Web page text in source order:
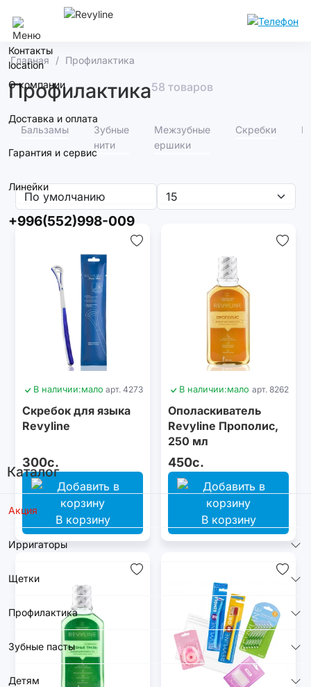
Контакты
О компании
Доставка и оплата
Гарантия и сервис
Линейки
+996(552)998-009
Каталог
Акция
Ирригаторы
Щетки
Профилактика
Зубные пасты
Детям
Главная Профилактика
Профилактика58 товаров
Бальзамы
Зубные
нити
Межзубные
ершики
Скребки
В наличии:мало арт. 4273
Скребок для языка
Revyline
300с.
В корзину
В наличии:мало арт. 8262
Ополаскиватель
Revyline Прополис,
250 мл
450с.
В корзину